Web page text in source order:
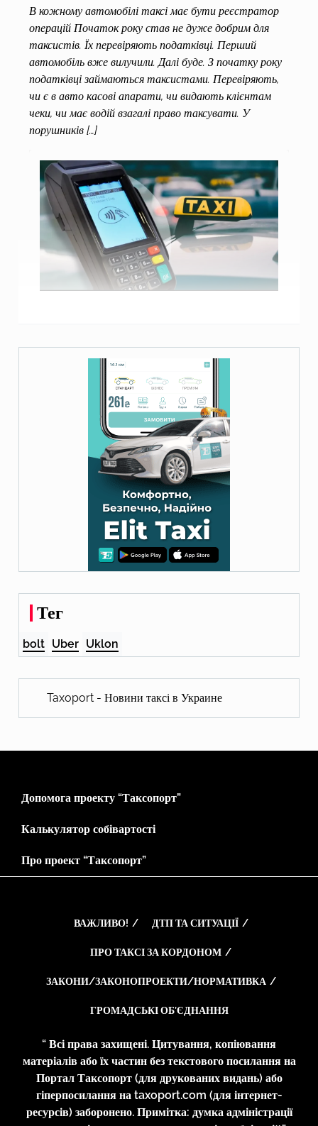
В кожному автомобілі таксі має бути реєстратор
операцій Початок року став не дуже добрим для
таксистів. Їх перевіряють податківці. Перший
автомобіль вже вилучили. Далі буде. З початку року
податківці займаються таксистами. Перевіряють,
чи є в авто касові апарати, чи видають клієнтам
чеки, чи має водій взагалі право таксувати. У
порушників […]
Тег
bolt Uber Uklon
Taxoport - Новини таксі в Украине
Допомога проекту “Таксопорт”
Калькулятор собівартості
Про проект “Таксопорт”
ВАЖЛИВО! ДТП ТА СИТУАЦІЇ
ПРО ТАКСІ ЗА КОРДОНОМ
ЗАКОНИ/ЗАКОНОПРОЕКТИ/НОРМАТИВКА
ГРОМАДСЬКІ ОБ’ЄДНАННЯ
“ Всі права захищені. Цитування, копіювання
матеріалів або їх частин без текстового посилання на
Портал Таксопорт (для друкованих видань) або
гіперпосилання на taxoport.com (для інтернет-
ресурсів) заборонено. Примітка: думка адміністрації